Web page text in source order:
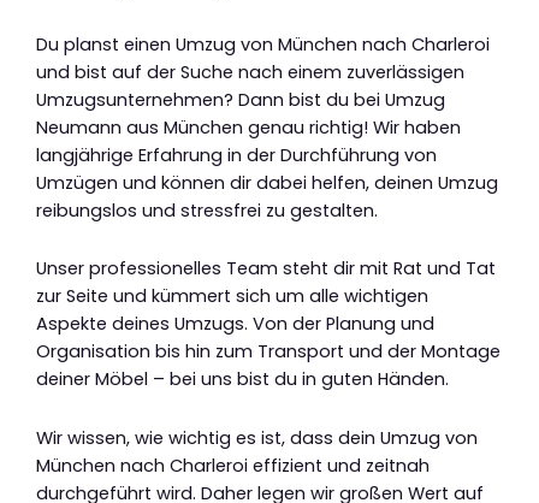
Du planst einen Umzug von München nach Charleroi
und bist auf der Suche nach einem zuverlässigen
Umzugsunternehmen? Dann bist du bei Umzug
Neumann aus München genau richtig! Wir haben
langjährige Erfahrung in der Durchführung von
Umzügen und können dir dabei helfen, deinen Umzug
reibungslos und stressfrei zu gestalten.
Unser professionelles Team steht dir mit Rat und Tat
zur Seite und kümmert sich um alle wichtigen
Aspekte deines Umzugs. Von der Planung und
Organisation bis hin zum Transport und der Montage
deiner Möbel – bei uns bist du in guten Händen.
Wir wissen, wie wichtig es ist, dass dein Umzug von
München nach Charleroi effizient und zeitnah
durchgeführt wird. Daher legen wir großen Wert auf